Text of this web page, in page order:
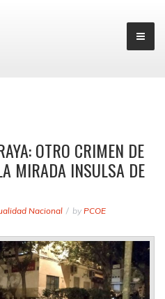
OTRO CRIMEN DE
MIRADA INSULSA DE
Nacional by PCOE